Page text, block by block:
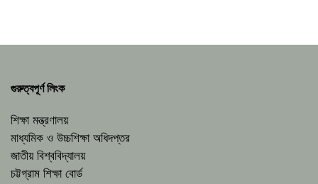
গুরুত্বপূর্ণ লিংক
শিক্ষা মন্ত্রণালয়
মাধ্যমিক ও উচ্চশিক্ষা অধিদপ্তর
জাতীয় বিশ্ববিদ্যালয়
চট্টগ্রাম শিক্ষা বোর্ড